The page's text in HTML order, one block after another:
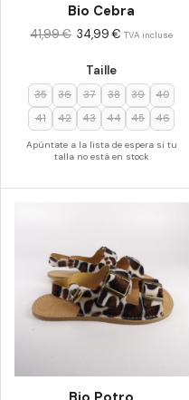
Bio Cebra
Taille
35 36 37 38 39
40
41
42 43 44 45 46
Apúntate a la lista de espera si tu
talla no está en stock
41,99€ 34,99€ TVA incluse